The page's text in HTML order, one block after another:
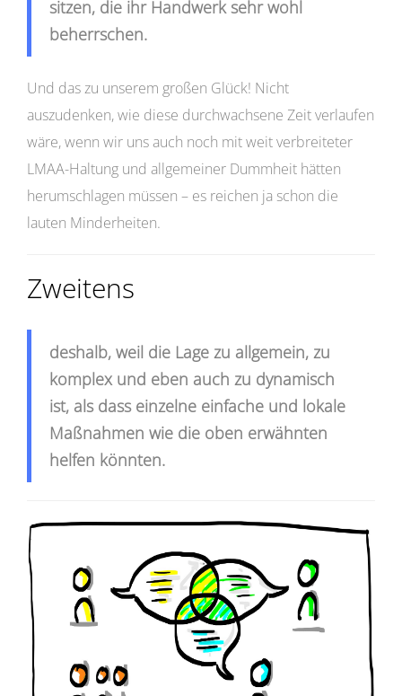
sitzen, die ihr Handwerk sehr wohl
beherrschen.
Und das zu unserem großen Glück! Nicht
auszudenken, wie diese durchwachsene Zeit verlaufen
wäre, wenn wir uns auch noch mit weit verbreiteter
LMAA-Haltung und allgemeiner Dummheit hätten
herumschlagen müssen – es reichen ja schon die
lauten Minderheiten.
Zweitens
deshalb, weil die Lage zu allgemein, zu
komplex und eben auch zu dynamisch
ist, als dass einzelne einfache und lokale
Maßnahmen wie die oben erwähnten
helfen könnten.